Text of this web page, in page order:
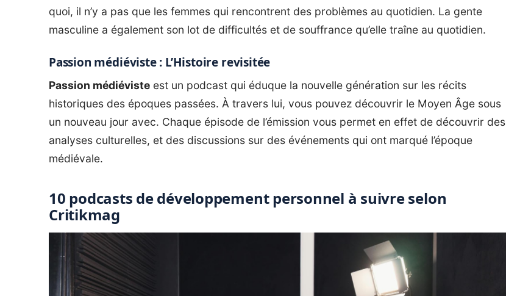
quoi, il n’y a pas que les femmes qui rencontrent des problèmes au quotidien. La gente
masculine a également son lot de difficultés et de souffrance qu’elle traîne au quotidien.
Passion médiéviste : L’Histoire revisitée
Passion médiéviste est un podcast qui éduque la nouvelle génération sur les récits
historiques des époques passées. À travers lui, vous pouvez découvrir le Moyen Âge sous
un nouveau jour avec. Chaque épisode de l’émission vous permet en effet de découvrir des
analyses culturelles, et des discussions sur des événements qui ont marqué l’époque
médiévale.
10 podcasts de développement personnel à suivre selon
Critikmag